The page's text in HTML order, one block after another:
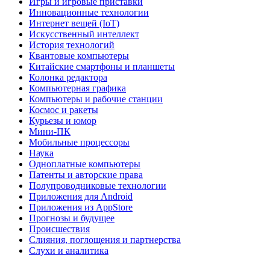
Инновационные технологии
Интернет вещей (IoT)
Искусственный интеллект
История технологий
Квантовые компьютеры
Китайские смартфоны и планшеты
Колонка редактора
Компьютерная графика
Компьютеры и рабочие станции
Космос и ракеты
Курьезы и юмор
Мини-ПК
Мобильные процессоры
Наука
Одноплатные компьютеры
Патенты и авторские права
Полупроводниковые технологии
Приложения для Android
Приложения из AppStore
Прогнозы и будущее
Происшествия
Слияния, поглощения и партнерства
Слухи и аналитика